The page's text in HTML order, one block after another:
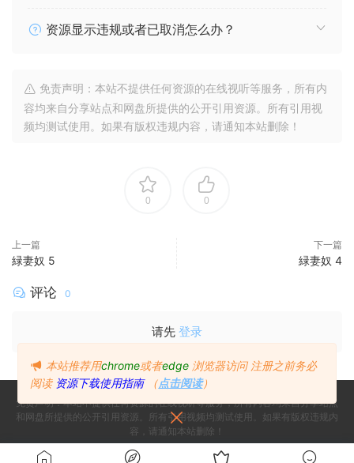
资源显示违规或者已取消怎么办？
免责声明：本站不提供任何资源的在线视听等服务，所有内
容均来自分享站点和网盘所提供的公开引用资源。所有引用视
频均测试使用。如果有版权违规内容，请通知本站删除！
0 0
上一篇
緑妻奴 5
下一篇
緑妻奴 4
评论 0
请先 登录
免责声明：本站不提供任何资源的在线视听等服务，所有内容均来自分享站点
和网盘所提供的公开引用资源。所有引用视频均测试使用。如果有版权违规内
容，请通知本站删除！
Copyright © 2024 Since 2024, Build with ♥ 萌番 - All rights reserved
本站推荐用chrome或者edge 浏览器访问 注册之前务必
阅读 资源下载使用指南 （点击阅读）